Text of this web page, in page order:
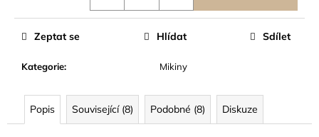
Kategorie: Mikiny
Zeptat se Hlídat Sdílet
Popis Související (8) Podobné (8) Diskuze